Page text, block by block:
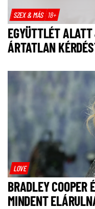
SZEX & MÁS 18+
EGYÜTTLÉT
ÁRTATLAN
LOVE
BRADLEY COOPER
MINDENT